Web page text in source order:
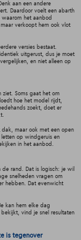
aan een andere
Daardoor voelt een abarth
waarom het aanbod
verkoopt hem ook vlot
versies bestaat.
uitgerust, dus je moet
en niet alleen op
ziet. Soms gaat het om
hoe het model rijdt,
zoekt, doet er
maar ook met een open
op windgeruis en
in het aanbod.
de rand. Dat is logisch: je wil
snelheden vragen om
hebben. Dat evenwicht
kan hem elke dag
vind je snel resultaten
is tegenover